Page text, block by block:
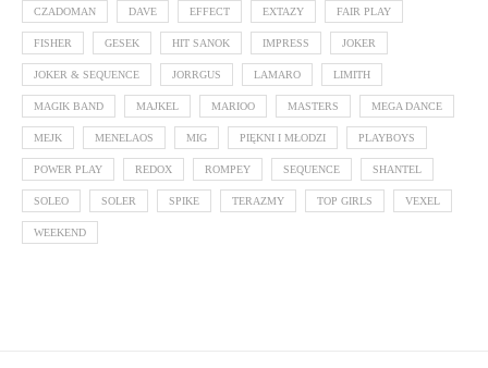
CZADOMAN DAVE EFFECT EXTAZY FAIR PLAY
FISHER GESEK HIT SANOK IMPRESS JOKER
JOKER & SEQUENCE JORRGUS LAMARO LIMITH
MAGIK BAND MAJKEL MARIOO MASTERS MEGA DANCE
MEJK MENELAOS MIG PIĘKNI I MŁODZI PLAYBOYS
POWER PLAY REDOX ROMPEY SEQUENCE SHANTEL
SOLEO SOLER SPIKE TERAZMY TOP GIRLS VEXEL
WEEKEND